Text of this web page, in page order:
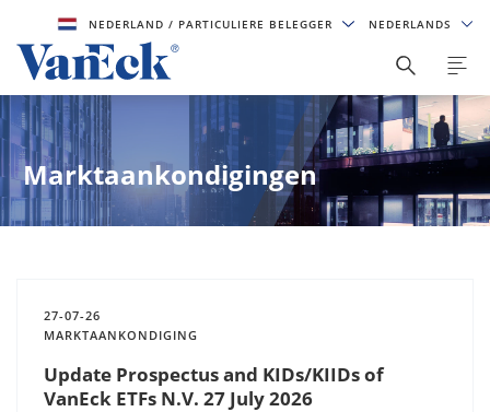
NEDERLAND/ PARTICULIERE BELEGGER NEDERLANDS
Marktaankondigingen
27-07-26
MARKTAANKONDIGING
Update Prospectus and KIDs/KIIDs of
VanEck ETFs N.V. 27 July 2026